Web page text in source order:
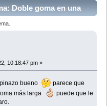
Doble goma en una
10:18:47 pm »
bueno
parece que
más larga
puede que le